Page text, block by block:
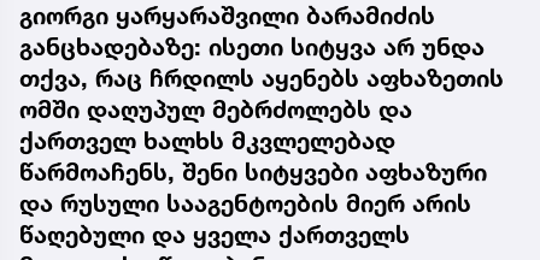
გიორგი ყარყარაშვილი ბარამიძის
განცხადებაზე: ისეთი სიტყვა არ უნდა
თქვა, რაც ჩრდილს აყენებს აფხაზეთის
ომში დაღუპულ მებრძოლებს და
ქართველ ხალხს მკვლელებად
წარმოაჩენს, შენი სიტყვები აფხაზური
და რუსული სააგენტოების მიერ არის
წაღებული და ყველა ქართველს